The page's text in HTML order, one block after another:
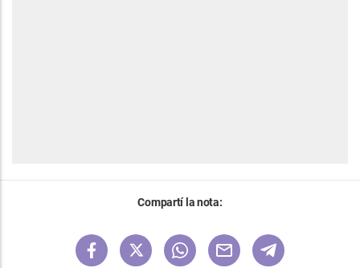
Compartí la nota: